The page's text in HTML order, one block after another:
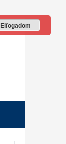
Elfogadom